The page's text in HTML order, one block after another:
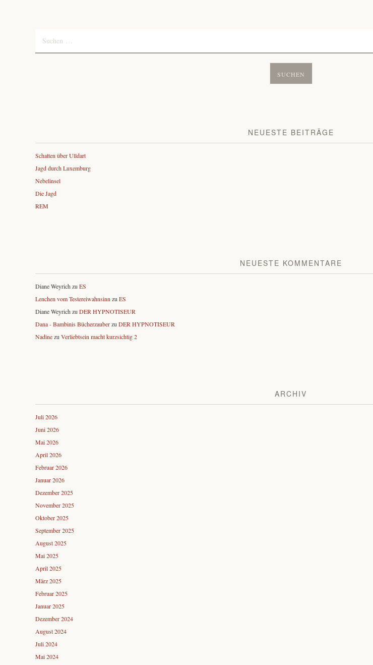
Suchen
nach:
NEUESTE BEITRÄGE
Schatten über Ulldart
Jagd durch Luxemburg
Nebelinsel
Die Jagd
REM
NEUESTE KOMMENTARE
Diane Weyrich zu ES
Lenchen vom Testereiwahnsinn zu ES
Diane Weyrich zu DER HYPNOTISEUR
Dana - Bambinis Bücherzauberzu DER HYPNOTISEUR
Nadinezu Verliebtsein macht kurzsichtig 2
ARCHIV
Juli 2026
Juni 2026
Mai 2026
April 2026
Februar 2026
Januar 2026
Dezember 2025
November 2025
Oktober 2025
September 2025
August 2025
Mai 2025
April 2025
März 2025
Februar 2025
Januar 2025
Dezember 2024
August 2024
Juli 2024
Mai 2024